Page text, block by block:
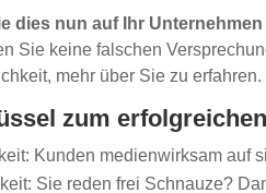
dies nun auf Ihr
Sie keine falschen
mehr über Sie zu erfahren.
zum
Kunden medienwirksam auf
Sie reden frei Schnauze?